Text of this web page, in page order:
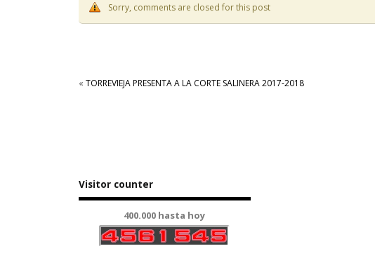
Sorry, comments are closed for this post
« TORREVIEJA PRESENTA A LA CORTE SALINERA 2017-2018
Visitor counter
400.000 hasta hoy